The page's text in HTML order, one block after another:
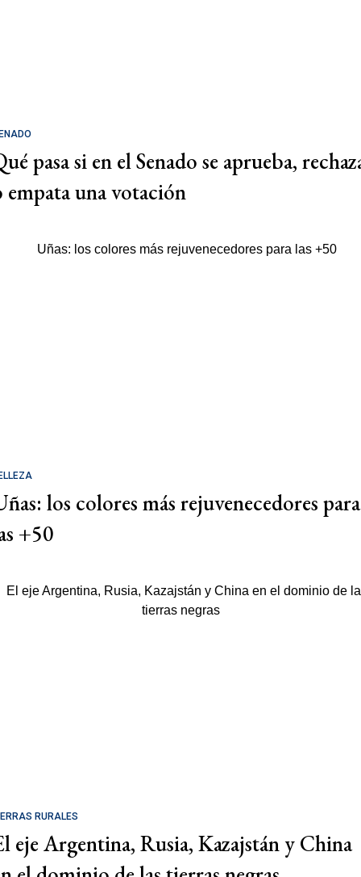
pasa si en el Senado se aprueba,
empata una votación
los colores más rejuvenecedores para
+50
RURALES
eje Argentina, Rusia, Kazajstán y China